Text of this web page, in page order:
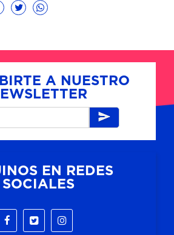
A NUESTRO
EN REDES
SOCIALES